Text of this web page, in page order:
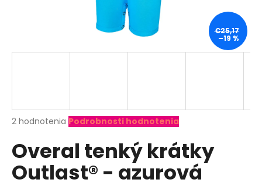
Priemerné
produktu
je
4,0
z
2 hodnotenia Podrobnosti hodnotenia
Overal tenký krátky
Outlast® - azurová
€25,17
–19 %